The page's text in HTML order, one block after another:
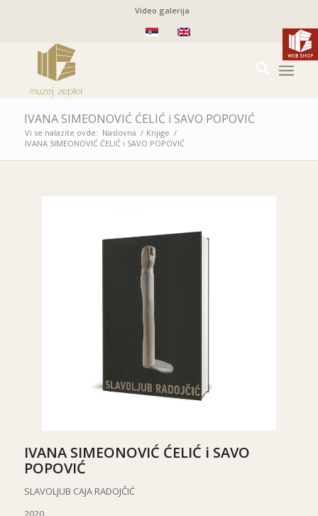
Video galerija
IVANA SIMEONOVIĆ ĆELIĆ i SAVO POPOVIĆ
Vi se nalazite ovde: Naslovna / Knjige /
IVANA SIMEONOVIĆ ĆELIĆ i SAVO POPOVIĆ
IVANA SIMEONOVIĆ ĆELIĆ i SAVO
POPOVIĆ
SLAVOLJUB CAJA RADOJČIĆ